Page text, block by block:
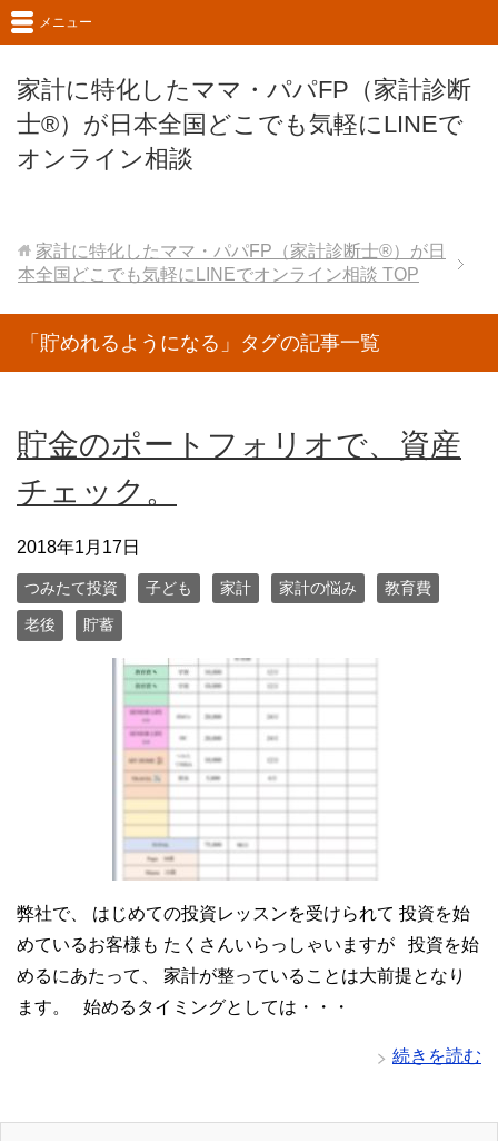
家計に特化したママ・パパFP（家計診断
士®）が日本全国どこでも気軽にLINEで
オンライン相談
メニュー
家計に特化したママ・パパFP（家計診断士®）が日
本全国どこでも気軽にLINEでオンライン相談 TOP
「貯めれるようになる」タグの記事一覧
貯金のポートフォリオで、資産
チェック。
2018年1月17日
つみたて投資 子ども 家計 家計の悩み 教育費
老後 貯蓄
弊社で、 はじめての投資レッスンを受けられて 投資を始
めているお客様も たくさんいらっしゃいますが 投資を始
めるにあたって、 家計が整っていることは大前提となり
ます。 始めるタイミングとしては・・・
続きを読む